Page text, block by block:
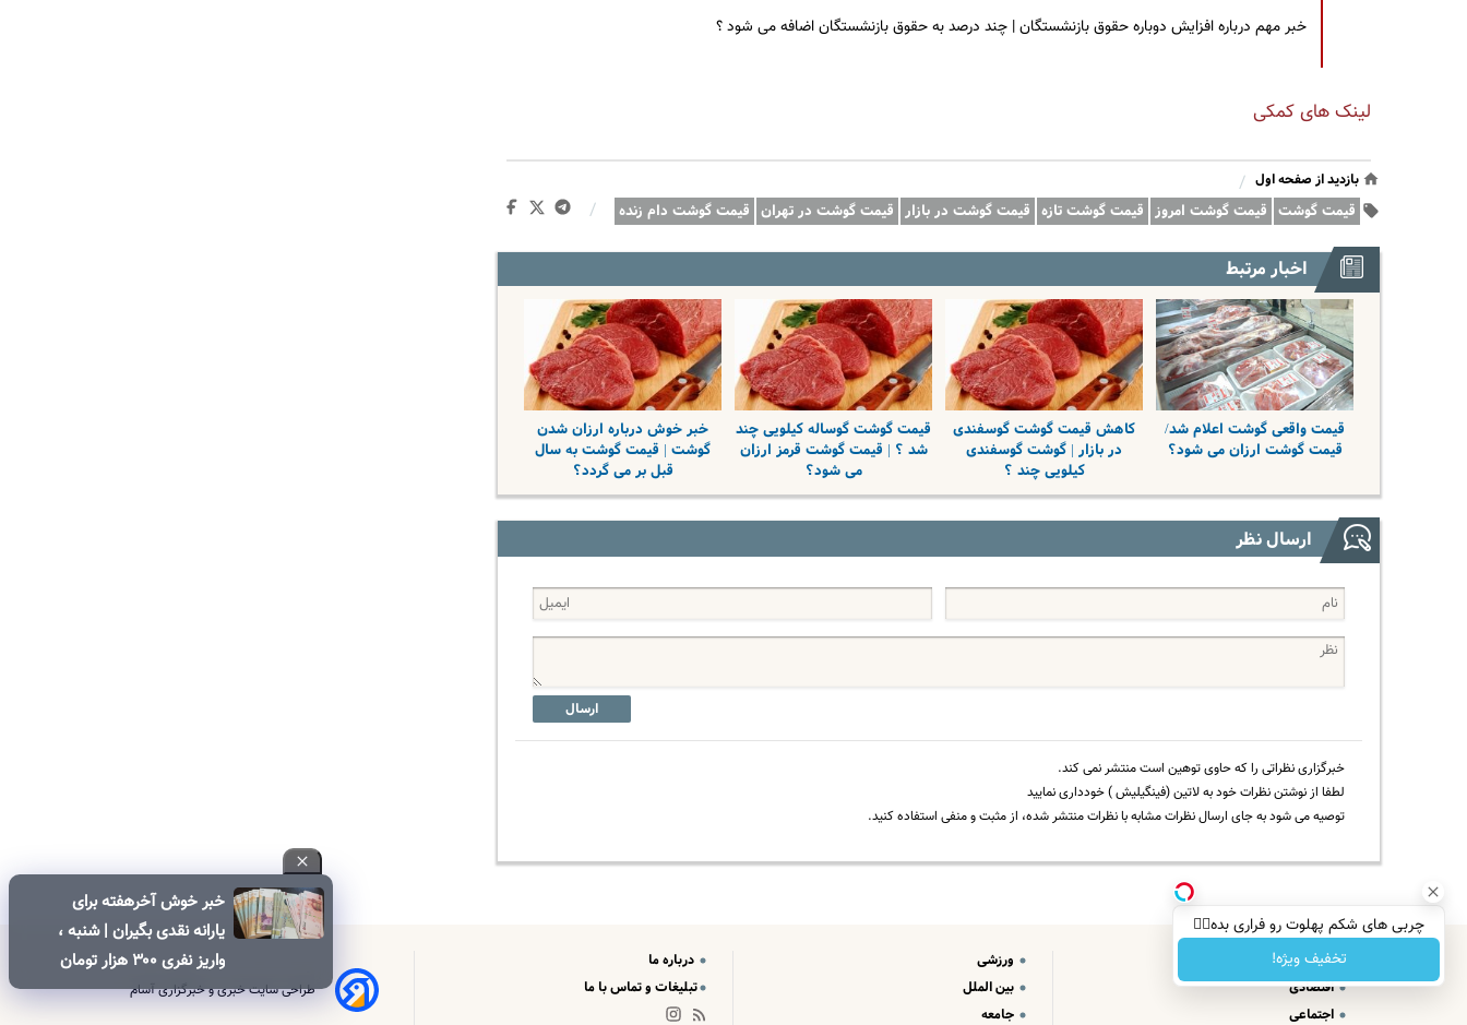
خبر مهم درباره افزایش دوباره حقوق بازنشستگان | چند درصد به حقوق بازنشستگان اضافه می شود ؟
لینک های کمکی
بازدید از صفحه اول /
قیمت گوشت قیمت گوشت امروز قیمت گوشت تازه قیمت گوشت در بازار قیمت گوشت در تهران قیمت گوشت دام زنده /
اخبار مرتبط
قیمت واقعی گوشت اعلام شد/
قیمت گوشت ارزان می شود؟
کاهش قیمت گوشت گوسفندی
در بازار | گوشت گوسفندی
کیلویی چند ؟
قیمت گوشت گوساله کیلویی چند
شد ؟ | قیمت‌ گوشت قرمز ارزان
می شود؟
خبر خوش درباره ارزان شدن
گوشت | قیمت گوشت به سال
قبل بر می گردد؟
ارسال نظر
ارسال
خبرگزاری نظراتی را که حاوی توهین است منتشر نمی کند.
لطفا از نوشتن نظرات خود به لاتین (فینگیلیش ) خودداری نمایید
توصیه می شود به جای ارسال نظرات مشابه با نظرات منتشر شده، از مثبت و منفی استفاده کنید.
چربی های شکم پهلوت رو فراری بده👌🏻
تخفیف ویژه!
خبر خوش آخرهفته برای
یارانه نقدی بگیران | شنبه ،
واریز نفری ۳۰۰ هزار تومان
یارانه نقدی برای این خانوار
سیاسی
اقتصادی
اجتماعی
ورزشی
بین الملل
جامعه
درباره ما
تبلیغات و تماس با ما
طراحی سایت خبری و خبرگزاری آسام